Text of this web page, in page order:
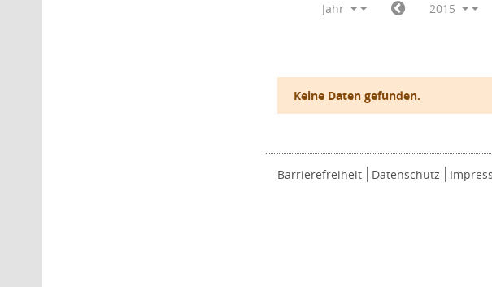
Jahr 2015
Keine Daten gefunden.
Barrierefreiheit Datenschutz